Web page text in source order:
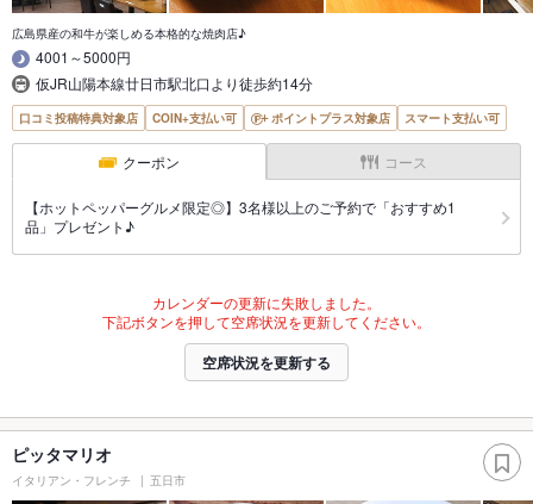
広島県産の和牛が楽しめる本格的な焼肉店♪
4001～5000円
仮JR山陽本線廿日市駅北口より徒歩約14分
口コミ投稿特典対象店 COIN+支払い可 ポイントプラス対象店 スマート支払い可
クーポン コース
【ホットペッパーグルメ限定◎】3名様以上のご予約で「おすすめ1
品」プレゼント♪
カレンダーの更新に失敗しました。
下記ボタンを押して空席状況を更新してください。
空席状況を更新する
ピッタマリオ
イタリアン・フレンチ 五日市